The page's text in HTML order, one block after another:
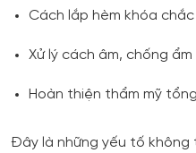
Cách lắp hèm khóa
Xử lý cách âm, chống
Hoàn thiện thẩm mỹ
Đây là những yếu tố không